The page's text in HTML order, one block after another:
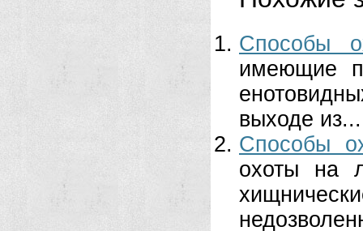
Способы
имеющие
выходе из...
Способы
охоты на